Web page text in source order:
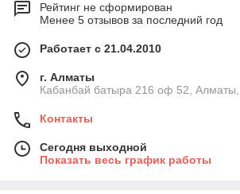
Рейтинг не сформирован
Менее 5 отзывов за последний год
Работает с 21.04.2010
г. Алматы
Кабанбай батыра 216 оф 52, Алматы,
Контакты
Сегодня выходной
Показать весь график работы